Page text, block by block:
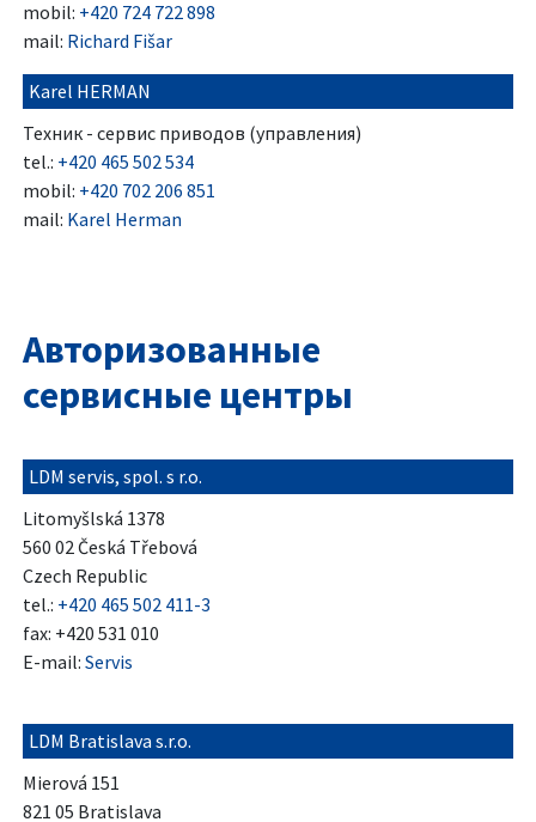
mobil: +420 724 722 898
mail: Richard Fišar
Karel HERMAN
Техник - сервис приводов (управления)
tel.: +420 465 502 534
mobil: +420 702 206 851
mail: Karel Herman
Авторизованные
сервисные центры
LDM servis, spol. s r.o.
Litomyšlská 1378
560 02 Česká Třebová
Czech Republic
tel.: +420 465 502 411-3
fax: +420 531 010
E-mail: Servis
LDM Bratislava s.r.o.
Mierová 151
821 05 Bratislava